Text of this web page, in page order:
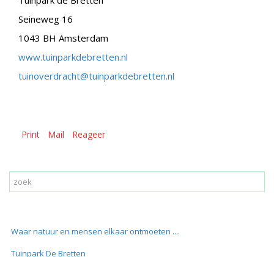
Seineweg 16
1043 BH Amsterdam
www.tuinparkdebretten.nl
tuinoverdracht@tuinparkdebretten.nl
Print Mail Reageer
Waar natuur en mensen elkaar ontmoeten ....
Tuinpark De Bretten